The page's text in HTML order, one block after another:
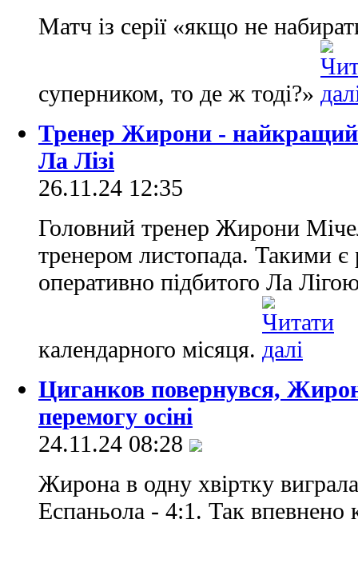
Матч із серії «якщо не
суперником, то де ж тоді?»
Тренер Жирони - найкращий
Ла Лізі
26.11.24 12:35
Головний тренер Жирони
тренером листопада. Такими є
оперативно підбитого Ла
календарного місяця.
Циганков повернувся,
перемогу осіні
24.11.24 08:28
Жирона в одну хвіртку
Еспаньола - 4:1. Так впевнено